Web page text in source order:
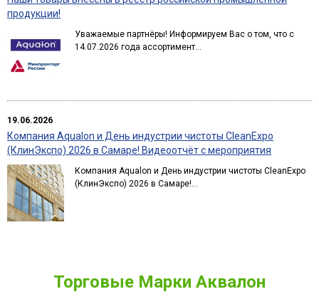
продукции!
Уважаемые партнёры! Информируем Вас о том, что с
14.07.2026 года ассортимент...
19.06.2026
Компания Aqualon и День индустрии чистоты CleanExpo
(КлинЭкспо) 2026 в Самаре! Видеоотчёт с мероприятия
Компания Aqualon и День индустрии чистоты CleanExpo
(КлинЭкспо) 2026 в Самаре!...
Торговые Марки Аквалон